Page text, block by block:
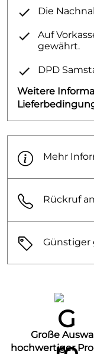
mit
DVGW NW-
PA-IX 18905/IB
Die
Auf
gewährt.
DPD
Weitere
Mehr
Rückruf
Günstiger
Große
hochwertiger